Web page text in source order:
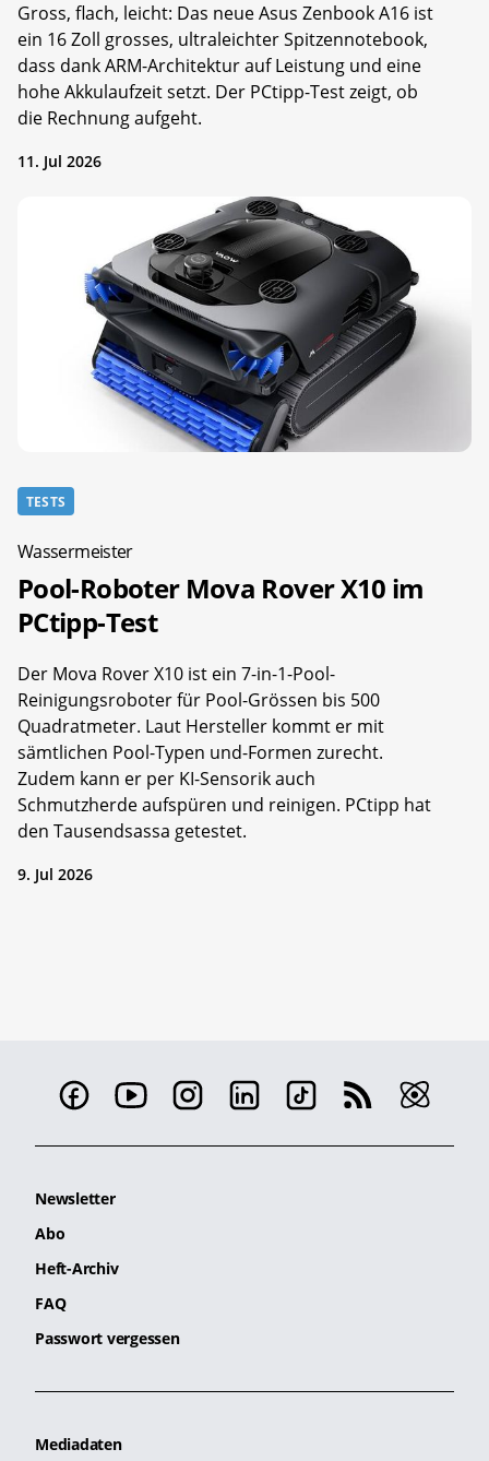
Gross, flach, leicht: Das neue Asus Zenbook A16 ist
ein 16 Zoll grosses, ultraleichter Spitzennotebook,
dass dank ARM-Architektur auf Leistung und eine
hohe Akkulaufzeit setzt. Der PCtipp-Test zeigt, ob
die Rechnung aufgeht.
11. Jul 2026
TESTS
Wassermeister
Pool-Roboter Mova Rover X10 im
PCtipp-Test
Der Mova Rover X10 ist ein 7-in-1-Pool-
Reinigungsroboter für Pool-Grössen bis 500
Quadratmeter. Laut Hersteller kommt er mit
sämtlichen Pool-Typen und-Formen zurecht.
Zudem kann er per KI-Sensorik auch
Schmutzherde aufspüren und reinigen. PCtipp hat
den Tausendsassa getestet.
9. Jul 2026
Newsletter
Abo
Heft-Archiv
FAQ
Passwort vergessen
Mediadaten